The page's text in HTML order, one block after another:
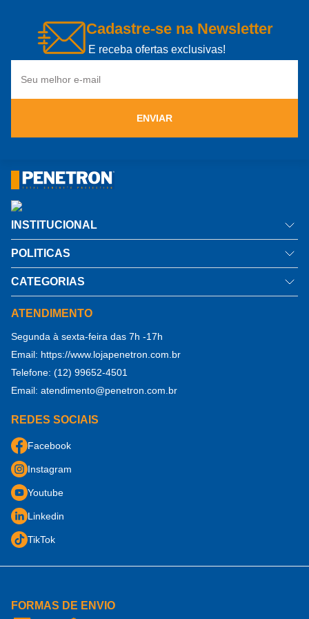
Cadastre-se na Newsletter
E receba ofertas exclusivas!
ENVIAR
INSTITUCIONAL
Quem somos
Informações Técnicas
Notícias
Fale Conosco
Seja revendedor
POLITICAS
Política de privacidade
Termos de Uso
Formas de Pagamento
Segurança
CATEGORIAS
Impermeabilizante por Cristalização
Aditivo para Concreto
Tratamento de Juntas de Concreto
Acessórios
ATENDIMENTO
Segunda à sexta-feira das 7h -17h
Email: https://www.lojapenetron.com.br
Telefone: (12) 99652-4501
Email: atendimento@penetron.com.br
REDES SOCIAIS
Facebook
Instagram
Youtube
Linkedin
TikTok
FORMAS DE ENVIO